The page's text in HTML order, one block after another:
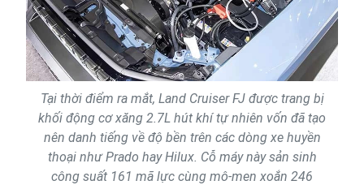
Tại thời điểm ra mắt, Land Cruiser FJ được trang bị
khối động cơ xăng 2.7L hút khí tự nhiên vốn đã tạo
nên danh tiếng về độ bền trên các dòng xe huyền
thoại như Prado hay Hilux. Cỗ máy này sản sinh
công suất 161 mã lực cùng mô-men xoắn 246